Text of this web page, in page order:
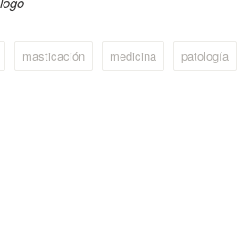
masticación medicina patología